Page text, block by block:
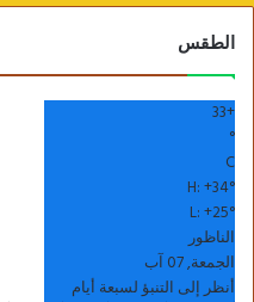
الطقس
+
33
°
C
H:+34°
L:+25°
الناظور
الجمعة, 07 آب
أنظر إلى التنبؤ لسبعة أيام